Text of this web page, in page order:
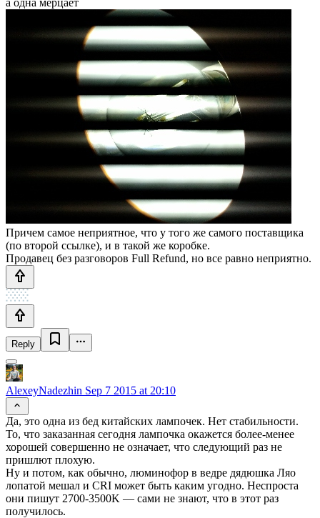
Причем самое неприятное, что у того же самого поставщика
(по второй ссылке), и в такой же коробке.
Продавец без разговоров Full Refund, но все равно неприятно.
Reply
AlexeyNadezhin Sep 7 2015 at 20:10
Да, это одна из бед китайских лампочек. Нет стабильности.
То, что заказанная сегодня лампочка окажется более-менее
хорошей совершенно не означает, что следующий раз не
пришлют плохую.
Ну и потом, как обычно, люминофор в ведре дядюшка Ляо
лопатой мешал и CRI может быть каким угодно. Неспроста
они пишут 2700-3500K — сами не знают, что в этот раз
получилось.